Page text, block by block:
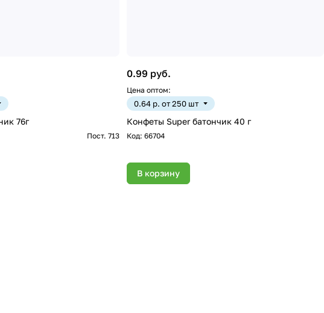
76г
Пост. 713
0.99 руб.
Цена оптом:
0.64 р. от 250 шт
Конфеты Super батончик 40 г
Код: 66704
В корзину